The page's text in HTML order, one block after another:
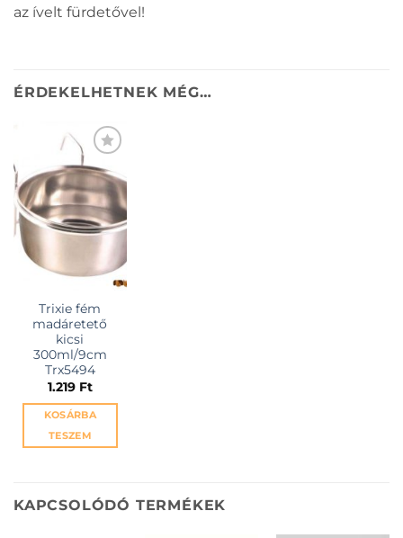
az ívelt fürdetővel!
ÉRDEKELHETNEK MÉG…
KEDVENCEKHEZ
Trixie fém
madáretető
kicsi
300ml/9cm
Trx5494
1.219 Ft
KOSÁRBA
TESZEM
KAPCSOLÓDÓ TERMÉKEK